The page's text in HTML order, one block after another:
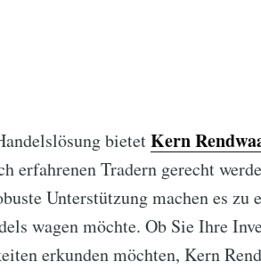
bietetKern
erfahrenen Tradern gerecht
Unterstützung machen es
wagen möchte. Ob Sie Ihre
erkunden möchten, Kern